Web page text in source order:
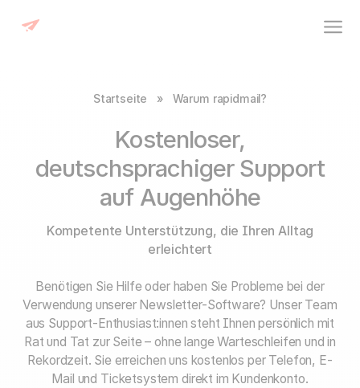
Startseite » Warum rapidmail?
Kostenloser,
deutschsprachiger Support
auf Augenhöhe
Kompetente Unterstützung, die Ihren Alltag
erleichtert
Benötigen Sie Hilfe oder haben Sie Probleme bei der
Verwendung unserer Newsletter-Software? Unser Team
aus Support-Enthusiast:innen steht Ihnen persönlich mit
Rat und Tat zur Seite – ohne lange Warteschleifen und in
Rekordzeit. Sie erreichen uns kostenlos per Telefon, E-
Mail und Ticketsystem direkt im Kundenkonto.